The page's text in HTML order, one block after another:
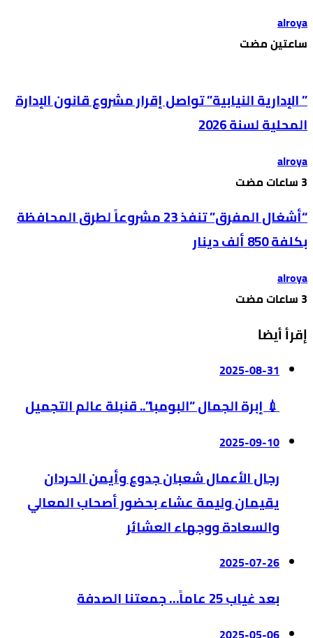
alroya
‫‫‫‏‫ساعتين مضت‬
” الإدارية النيابية” تواصل إقرار مشروع قانون الإدارة
المحلية لسنة 2026
alroya
“أشغال المفرق” تنفذ 23 مشروعاً لطرق المحافظة
بكلفة 850 ألف دينار
alroya
إقرأ أيضا
2025-08-31
💉 إبرة الجمال “البومبا”.. قنبلة عالم التجميل
2025-09-10
رجال الأعمال شعبان جدوع وأيمن الحردان
يقيمان وليمة عشاء بحضور أصحاب المعالي
والسعادة ووجهاء العشائر
2025-07-26
بعد غياب 25 عاماً… جمعتنا الصدفة